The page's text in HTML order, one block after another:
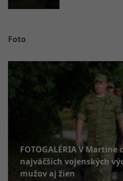
Foto
FOTOGALÉRIA V
najväčších vojenských
mužov aj žien